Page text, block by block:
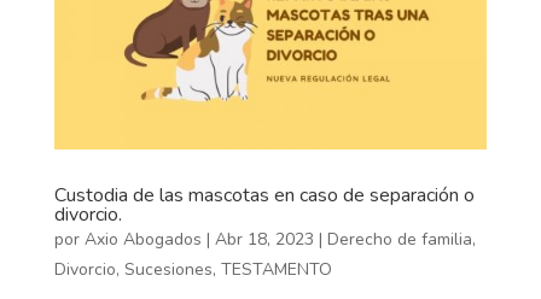
Custodia de las mascotas en caso de separación o
divorcio.
por Axio Abogados | Abr 18, 2023 | Derecho de familia,
Divorcio, Sucesiones, TESTAMENTO